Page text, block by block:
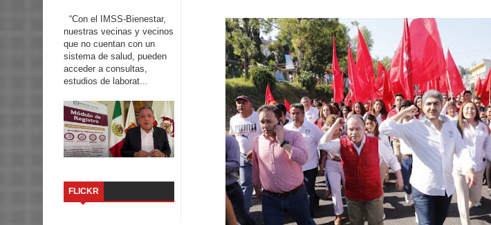
“Con el IMSS-Bienestar,
nuestras vecinas y vecinos
que no cuentan con un
sistema de salud, pueden
acceder a consultas,
estudios de laborat...
FLICKR